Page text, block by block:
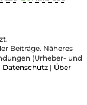
Beiträge. Näheres
(Urheber- und
Datenschutz | Über